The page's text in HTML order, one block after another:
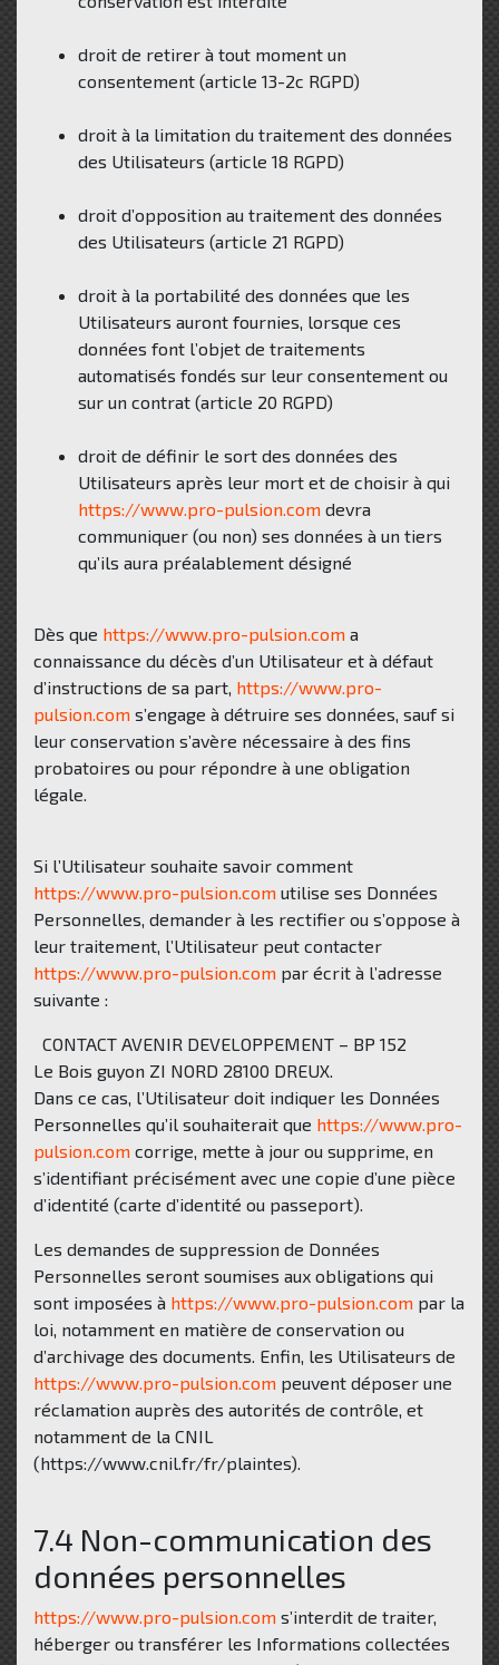
droit de retirer à tout moment un
consentement (article 13-2c RGPD)
droit à la limitation du traitement des données
des Utilisateurs (article 18 RGPD)
droit d’opposition au traitement des données
des Utilisateurs (article 21 RGPD)
droit à la portabilité des données que les
Utilisateurs auront fournies, lorsque ces
données font l’objet de traitements
automatisés fondés sur leur consentement ou
sur un contrat (article 20 RGPD)
droit de définir le sort des données des
Utilisateurs après leur mort et de choisir à qui
https://www.pro-pulsion.com devra
communiquer (ou non) ses données à un tiers
qu’ils aura préalablement désigné
Dès que https://www.pro-pulsion.com a
connaissance du décès d’un Utilisateur et à défaut
d’instructions de sa part, https://www.pro-
pulsion.com s’engage à détruire ses données, sauf si
leur conservation s’avère nécessaire à des fins
probatoires ou pour répondre à une obligation
légale.
Si l’Utilisateur souhaite savoir comment
https://www.pro-pulsion.com utilise ses Données
Personnelles, demander à les rectifier ou s’oppose à
leur traitement, l’Utilisateur peut contacter
https://www.pro-pulsion.com par écrit à l’adresse
suivante :
CONTACT AVENIR DEVELOPPEMENT – BP 152
Le Bois guyon ZI NORD 28100 DREUX.
Dans ce cas, l’Utilisateur doit indiquer les Données
Personnelles qu’il souhaiterait que https://www.pro-
pulsion.com corrige, mette à jour ou supprime, en
s’identifiant précisément avec une copie d’une pièce
d’identité (carte d’identité ou passeport).
Les demandes de suppression de Données
Personnelles seront soumises aux obligations qui
sont imposées à https://www.pro-pulsion.com par la
loi, notamment en matière de conservation ou
d’archivage des documents. Enfin, les Utilisateurs de
https://www.pro-pulsion.com peuvent déposer une
réclamation auprès des autorités de contrôle, et
notamment de la CNIL
(https://www.cnil.fr/fr/plaintes).
7.4 Non-communication des
données personnelles
https://www.pro-pulsion.com s’interdit de traiter,
héberger ou transférer les Informations collectées